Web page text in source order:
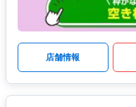
店舗情報